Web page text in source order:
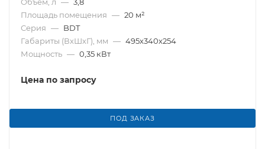
Площадь помещения — 20 м²
Серия — BDT
Габариты (ВхШхГ), мм — 495х340х254
Мощность — 0,35 кВт
Цена по запросу
ПОД ЗАКАЗ